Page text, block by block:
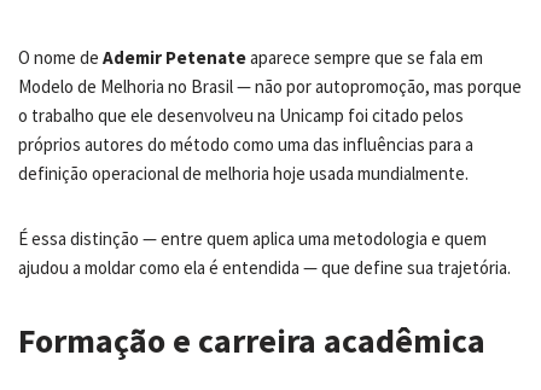
O nome de Ademir Petenateaparece sempre que se fala em
Modelo de Melhoria no Brasil — não por autopromoção, mas porque
o trabalho que ele desenvolveu na Unicamp foi citado pelos
próprios autores do método como uma das influências para a
definição operacional de melhoria hoje usada mundialmente.
É essa distinção — entre quem aplica uma metodologia e quem
ajudou a moldar como ela é entendida — que define sua trajetória.
Formação e carreira acadêmica